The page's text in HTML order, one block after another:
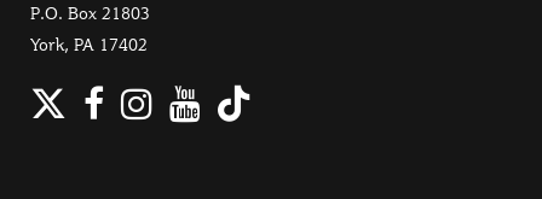
P.O. Box 21803
York, PA 17402
Twitter
Facebook
Instagram
YouTube
TikTok